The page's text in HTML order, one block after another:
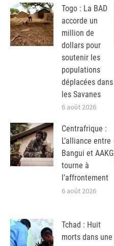
Togo : La BAD
accorde un
million de
dollars pour
soutenir les
populations
déplacées dans
les Savanes
6 août 2026
Centrafrique :
L’alliance entre
Bangui et AAKG
tourne à
l’affrontement
6 août 2026
Tchad : Huit
morts dans une